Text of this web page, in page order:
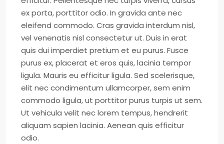
ex porta, porttitor odio. In gravida ante nec
eleifend commodo. Cras gravida interdum nisl,
vel venenatis nisl consectetur ut. Duis in erat
quis dui imperdiet pretium et eu purus. Fusce
purus ex, placerat et eros quis, lacinia tempor
ligula. Mauris eu efficitur ligula. Sed scelerisque,
elit nec condimentum ullamcorper, sem enim
commodo ligula, ut porttitor purus turpis ut sem.
Ut vehicula velit nec lorem tempus, hendrerit
aliquam sapien lacinia. Aenean quis efficitur
odio.